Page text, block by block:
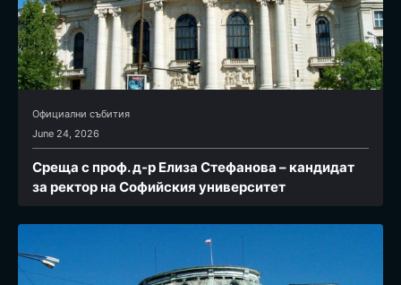
Официални събития
June 24, 2026
Среща с проф. д-р Елиза Стефанова – кандидат
за ректор на Софийския университет